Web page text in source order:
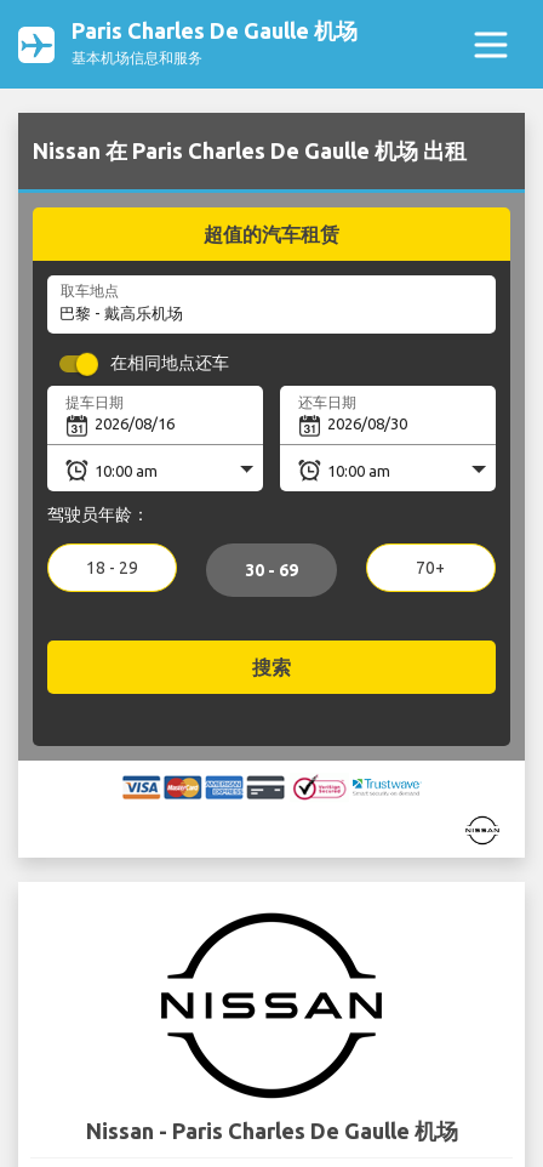
Paris Charles De Gaulle 机场
基本机场信息和服务
Nissan 在 Paris Charles De Gaulle 机场 出租
超值的汽车租赁
取车地点
在相同地点还车
提车日期 还车日期
驾驶员年龄：
18 - 29 30 - 69 70+
搜索
Nissan - Paris Charles De Gaulle 机场